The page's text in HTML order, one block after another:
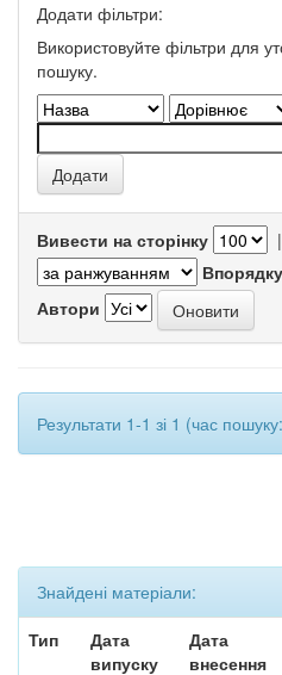
Додати фільтри:
Використовуйте фільтри для
пошуку.
Вивести на сторінку |
Автори
Результати 1-1 зі 1 (час
Знайдені матеріали:
Тип
Дата
випуску
Дата
внесення